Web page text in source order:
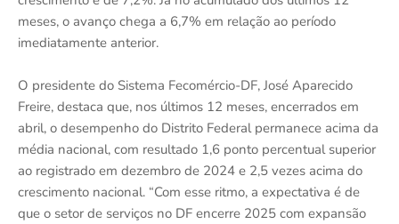
meses, o avanço chega a 6,7% em relação ao período
imediatamente anterior.
O presidente do Sistema Fecomércio-DF, José Aparecido
Freire, destaca que, nos últimos 12 meses, encerrados em
abril, o desempenho do Distrito Federal permanece acima da
média nacional, com resultado 1,6 ponto percentual superior
ao registrado em dezembro de 2024 e 2,5 vezes acima do
crescimento nacional. “Com esse ritmo, a expectativa é de
que o setor de serviços no DF encerre 2025 com expansão